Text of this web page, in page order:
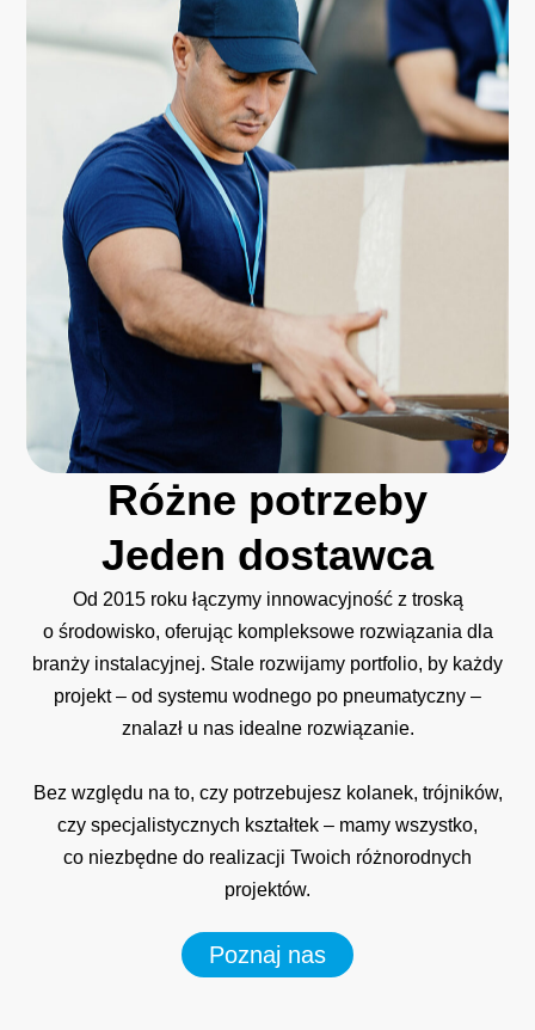
Różne potrzeby
Jeden dostawca
Od 2015 roku łączymy innowacyjność z troską
o środowisko, oferując kompleksowe rozwiązania dla
branży instalacyjnej. Stale rozwijamy portfolio, by każdy
projekt – od systemu wodnego po pneumatyczny –
znalazł u nas idealne rozwiązanie.
Bez względu na to, czy potrzebujesz kolanek, trójników,
czy specjalistycznych kształtek – mamy wszystko,
co niezbędne do realizacji Twoich różnorodnych
projektów.
Poznaj nas